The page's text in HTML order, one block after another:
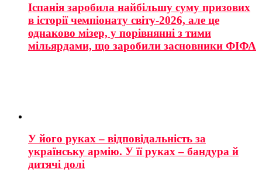
Іспанія заробила найбільшу суму призових
в історії чемпіонату світу-2026, але це
однаково мізер, у порівнянні з тими
мільярдами, що заробили засновники ФІФА
У його руках – відповідальність за
українську армію. У її руках – бандура й
дитячі долі